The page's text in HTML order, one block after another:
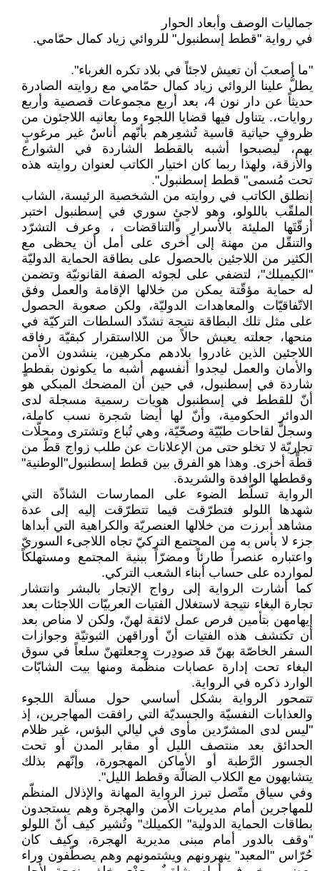
جماليات الوصف وأبعاد الحوار
في رواية "قطط إسطنبول" للروائي زياد كمال حمّامي.
"ما أصعبَ أن تعيش لاجئاً في بلاد تكره الغرباء".
يطلُّ علينا الروائي زياد كمال حمّامي مع روايته الصادرة
حديثاً عن دار نون 4، بعد أربع مجموعات قصصية وأربع
روايات،. يتناول فيها قضايا اللجوء وما يعانيه اللاجئون من
ظروفٍ حياتية قاسية تُشعِرهم بأنّهم أناسٌ غير مرغوبٍ
بهم، ليصبحوا أشبه بالقطط الشاردة في الشوارع
والأزقة، ولهذا ربما كان اختيار الكاتب لعنوان روايته هذه
تحت مُسمى" قطط إسطنبول".
إنطلق الكاتب في روايته من الشخصية الرئيسة، الشاب
الملقّب باللولو، وهو لاجئٍ سوري في إسطنبول اختبر
أزقّتَها المليئة بالأسرارِ والتناقضات ، وعرف التشرّد
والتنقّل من مهنة إلى أخرى على أمل أن يحظى مع
الكثير من اللاجئين بالحصول على بطاقة الحماية الدوليّة
"الكيميلك"، لتضفي على لجوئه الصفة القانونيّة وتضمن
له حماية مؤقّتة يمكن من خلالها الإقامة والعمل وفق
الاتّفاقيّات والمعاهدات الدوليّة، ولكن صعوبة الحصول
على مثل تلك البطاقة نتيجة تشدّد السلطات التركيّة في
منحها، جعلته يعيش حالاً من اللااستقرار كبقيّة رفاقه
اللاجئين الذين غادروا بلادهم مكرهين، ينشدون الأمن
والأمان والعمل ليجدوا أنفسهم أشبه ما يكونون بقططٍ
شاردة في إسطنبول، في حين أن المضحك المبكي هو
أنّ للقطط في إسطنبول هويات رسمية مسجلة لدى
الدوائر الحكومية، وأنّ لها أيضا شجرة نسب كاملة،
وسجلَّ لقاحات طبّيّة وصحّيّة، وهي تُباع وتشترى ومحلّات
تجاريّة لا تخلو حتى من الإعلانات عن طلب زواج قطّ من
قطٍّة أخرى. وهذا هو الفرق بين قطط إسطنبول"الوطنية"
وقططها الوافدة والشريدة.
الرواية تسلّط الضوء على الممارسات الشاذّة التي
شهدها اللولو فتطرّقت فيما تتطرّقت إليه إلى عدة
مشاهد أبرزت من خلالها العنصريّة والكراهية التي أبداها
جزء لا بأس به من المجتمع التركيّ تجاه اللاجىء السوريّ
واعتباره عنصراً طارئاً ومضرّاً ببنية المجتمع ومستهلكاً
لموارده على حساب أبناء الشعب التركي.
كما أشارت الرواية إلى رواج الإتجار بالبشر وانتشار
تجارة البغاء نتيجة لاستغلال الفتيات العربيّات اللاجئات بعد
إيهامهن بتأمين فرص عمل لائقة لهنّ، ولكن لا مناص بعد
أن تكتشف هذه الفتيات أنّ أوراقهن الثبوتيّة وجوازات
السفر الخاصّة بهنّ قد صودِرت وجعلتهنّ سلعاً في سوق
البغاء تحت إدارة عصابات منظّمة ومنها بيت الشابّات
الوارد ذكره في الرواية.
تتمحور الرواية بشكل أساسي حول مسألة اللجوء
والعذابات النفسيّة والجسديّة التي رافقت المهاجرين، إذ
"ليس لدى المشرّدين مأوى في ليالي البؤس، غير ظلام
الحدائق بعد منتصف الليل أو مقابر المدن أو تحت
الجسور الرَّطبة أو الأماكن المهجورة، وإنّهم بذلك
يتشابهون مع الكلاب الضالّة وقطط الليل".
وفي سياق متّصل تبرز الرواية المهانة والإذلال المنظّم
للمهاجرين أمام مديريات الأمن والهجرة وهم يستجدون
بطاقات الحماية الدولية" الكميلك" وتُشير كيف أنّ اللولو
"وقف بالدور أمام مبنى مديرية الهجرة، وكيف كان
حُرّاس "المعبد" ينهرونهم ويشتمونهم وهم يصطّفون وراء